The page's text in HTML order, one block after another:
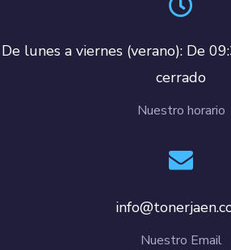
De lunes a viernes (verano): De
cerrado
Nuestro horario
Nuestro Email